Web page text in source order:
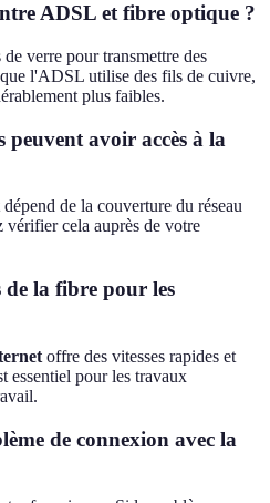
ADSL et fibre optique ?
verre pour transmettre des
l'ADSL utilise des fils de cuivre,
plus faibles.
peuvent avoir accès à la
dépend de la couverture du réseau
cela auprès de votre
de la fibre pour les
offre des vitesses rapides et
essentiel pour les travaux
de connexion avec la